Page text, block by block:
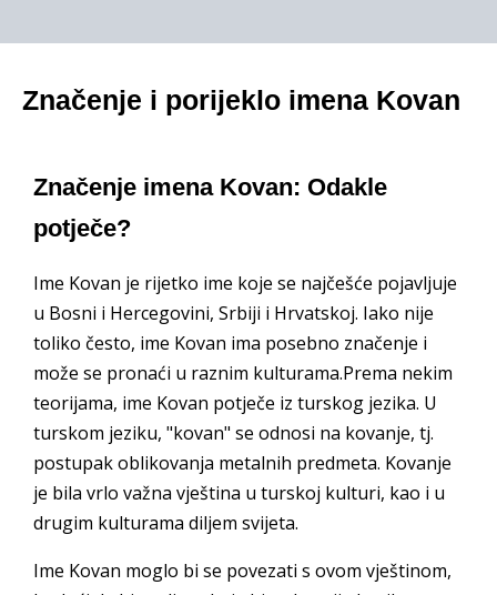
Značenje i porijeklo imena Kovan
Značenje imena Kovan: Odakle
potječe?
Ime Kovan je rijetko ime koje se najčešće pojavljuje
u Bosni i Hercegovini, Srbiji i Hrvatskoj. Iako nije
toliko često, ime Kovan ima posebno značenje i
može se pronaći u raznim kulturama.Prema nekim
teorijama, ime Kovan potječe iz turskog jezika. U
turskom jeziku, "kovan" se odnosi na kovanje, tj.
postupak oblikovanja metalnih predmeta. Kovanje
je bila vrlo važna vještina u turskoj kulturi, kao i u
drugim kulturama diljem svijeta.
Ime Kovan moglo bi se povezati s ovom vještinom,